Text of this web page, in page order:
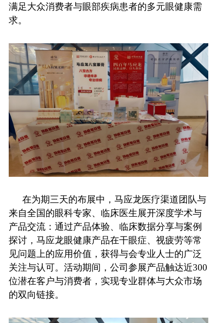
满足大众消费者与眼部疾病患者的多元眼健康需
求。
在为期三天的布展中，马应龙医疗渠道团队与
来自全国的眼科专家、临床医生展开深度学术与
产品交流：通过产品体验、临床数据分享与案例
探讨，马应龙眼健康产品在干眼症、视疲劳等常
见问题上的应用价值，获得与会专业人士的广泛
关注与认可。活动期间， 公司参展产品触达近300
位潜在客户与消费者，实现专业群体与大众市场
的双向链接。